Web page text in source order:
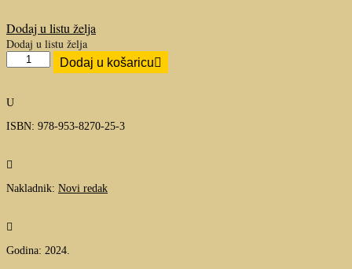
29,99 €.
Dodaj u listu želja
Dodaj u listu želja
Gerijatrijska
medicina
je
najteža
etapa
tko
najdulje
živi
taj
pati
količina
Dodaj u košaricu
U
ISBN: 978-953-8270-25-3

Nakladnik: Novi redak

Godina: 2024.